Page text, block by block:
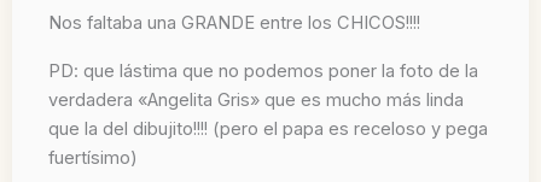
Nos faltaba una GRANDE entre los CHICOS!!!!
PD: que lástima que no podemos poner la foto de la
verdadera «Angelita Gris» que es mucho más linda
que la del dibujito!!!! (pero el papa es receloso y pega
fuertísimo)